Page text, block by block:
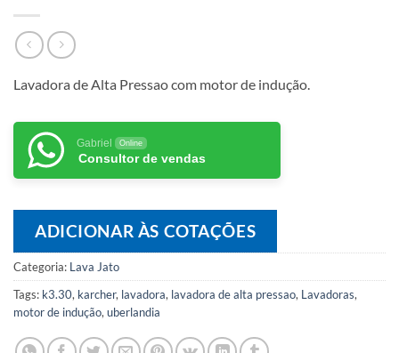
Lavadora de Alta Pressao com motor de indução.
Gabriel Online
Consultor de vendas
ADICIONAR ÀS COTAÇÕES
Categoria: Lava Jato
Tags: k3.30, karcher, lavadora, lavadora de alta pressao, Lavadoras,
motor de indução,uberlandia